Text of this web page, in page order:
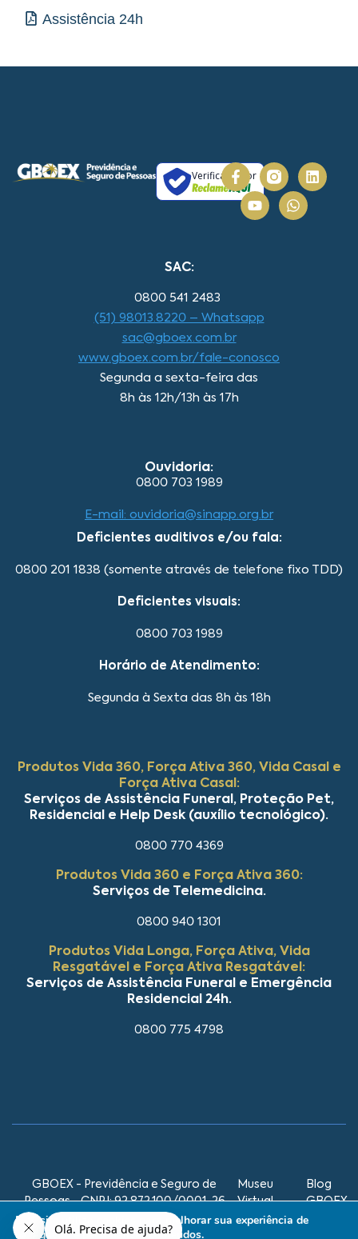
Assistência 24h
Verificada por
SAC:
0800 541 2483
(51) 98013.8220 – Whatsapp
sac@gboex.com.br
www.gboex.com.br/fale-conosco
Segunda a sexta-feira das
8h às 12h/13h às 17h
Ouvidoria:
0800 703 1989
E-mail: ouvidoria@sinapp.org.br
Deficientes auditivos e/ou fala:
0800 201 1838 (somente através de telefone fixo TDD)
Deficientes visuais:
0800 703 1989
Horário de Atendimento:
Segunda à Sexta das 8h às 18h
Produtos Vida 360, Força Ativa 360, Vida Casal e
Força Ativa Casal:
Serviços de Assistência Funeral, Proteção Pet,
Residencial e Help Desk (auxílio tecnológico).
0800 770 4369
Produtos Vida 360 e Força Ativa 360:
Serviços de Telemedicina.
0800 940 1301
Produtos Vida Longa, Força Ativa, Vida
Resgatável e Força Ativa Resgatável:
Serviços de Assistência Funeral e Emergência
Residencial 24h.
0800 775 4798
GBOEX - Previdência e Seguro de
Pessoas - CNPJ: 92.872.100/0001-26
Museu
Virtual
GBOEX
Blog
GBOEX
Este site utiliza cookies para melhorar sua experiência de
navegação e personalizar conteúdos.